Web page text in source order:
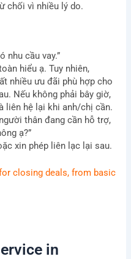
chối vì nhiều lý do.
nhu cầu vay.”
hiểu ạ. Tuy nhiên,
nhiều ưu đãi phù hợp cho
Nếu không phải bây giờ,
liên hệ lại khi anh/chị cần.
thân đang cần hỗ trợ,
ạ?”
xin phép liên lạc lại sau.
closing deals, from basic
in